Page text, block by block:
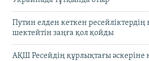
Путин елден кеткен
шектейтін заңға қол қойды
АҚШ Ресейдің құрлықтағы әскеріне